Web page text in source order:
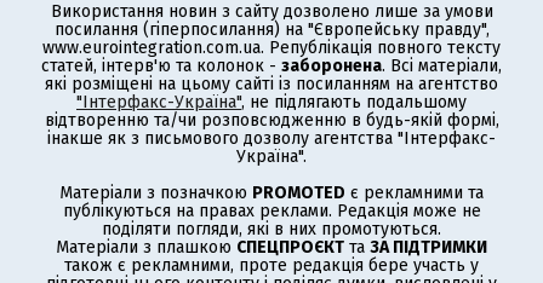
Використання новин з сайту дозволено лише за умови
посилання (гіперпосилання) на "Європейську правду",
www.eurointegration.com.ua. Републікація повного тексту
статей, інтерв'ю та колонок - заборонена. Всі матеріали,
які розміщені на цьому сайті із посиланням на агентство
"Інтерфакс-Україна", не підлягають подальшому
відтворенню та/чи розповсюдженню в будь-якій формі,
інакше як з письмового дозволу агентства "Інтерфакс-
Україна".
Матеріали з позначкою PROMOTED є рекламними та
публікуються на правах реклами. Редакція може не
поділяти погляди, які в них промотуються.
Матеріали з плашкою СПЕЦПРОЄКТ та ЗА ПІДТРИМКИ
також є рекламними, проте редакція бере участь у